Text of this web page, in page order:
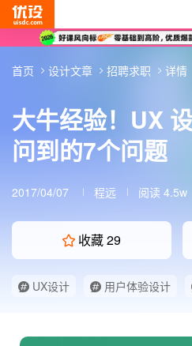
大牛经验！UX
问到的7个问题
2017/04/07 程远 阅读 4.5w
收藏29
UX设计 用户体验设计
首页 设计文章 招聘求职 详情